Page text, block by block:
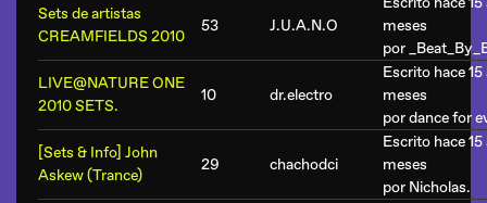
Sets de artistas
CREAMFIELDS 2010
53 J.U.A.N.O
meses
por
LIVE@NATURE ONE
2010 SETS.
10 dr.electro
Escrito hace 15
meses
pordance for
[Sets & Info] John
Askew (Trance)
29 chachodci
Escrito hace 15
meses
por Nicholas.